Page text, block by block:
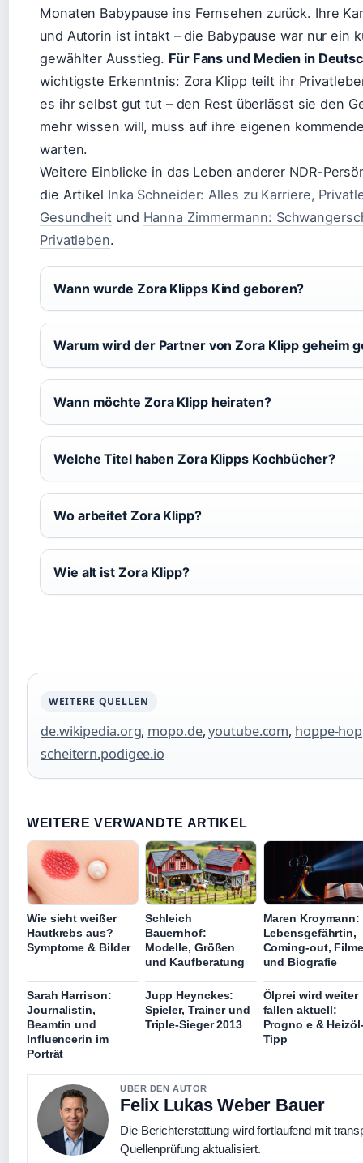
Monaten Babypause ins Fernsehen zurück. Ihre
und Autorin ist intakt – die Babypause war nur ein
gewählter Ausstieg. Für Fans und Medien in
wichtigste Erkenntnis: Zora Klipp teilt ihr
es ihr selbst gut tut – den Rest überlässt sie den
mehr wissen will, muss auf ihre eigenen
warten.
Weitere Einblicke in das Leben anderer NDR-
die Artikel Inka Schneider: Alles zu Karriere,
Gesundheit und Hanna Zimmermann:
Privatleben.
Wann wurde Zora Klipps Kind geboren?
Warum wird der Partner von Zora Klipp geheim
Wann möchte Zora Klipp heiraten?
Welche Titel haben Zora Klipps Kochbücher?
Wo arbeitet Zora Klipp?
Wie alt ist Zora Klipp?
WEITERE QUELLEN
de.wikipedia.org, mopo.de,youtube.com, hoppe-
scheitern.podigee.io
WEITERE VERWANDTE ARTIKEL
Wie sieht weißer
Hautkrebs aus?
Symptome & Bilder
Schleich
Bauernhof:
Modelle, Größen
und Kaufberatung
Maren Kroymann:
Lebensgefährtin,
Coming-out, Filme
und Biografie
Sarah Harrison:
Journalistin,
Beamtin und
Influencerin im
Porträt
Jupp Heynckes:
Spieler, Trainer und
Triple-Sieger 2013
Ölprei wird weiter
fallen aktuell:
Progno e &
Tipp
UBER DEN AUTOR
Felix Lukas Weber Bauer
Die Berichterstattung wird fortlaufend mit
Quellenprüfung aktualisiert.